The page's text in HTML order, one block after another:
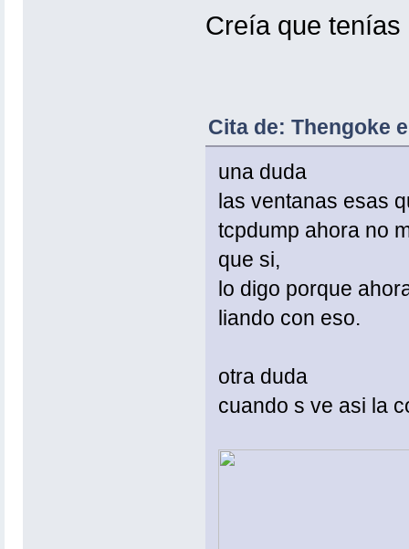
Creía que
Cita de: Thengoke
una duda
las ventanas esas
tcpdump ahora no
que si,
lo digo porque
liando con eso.
otra duda
cuando s ve asi la